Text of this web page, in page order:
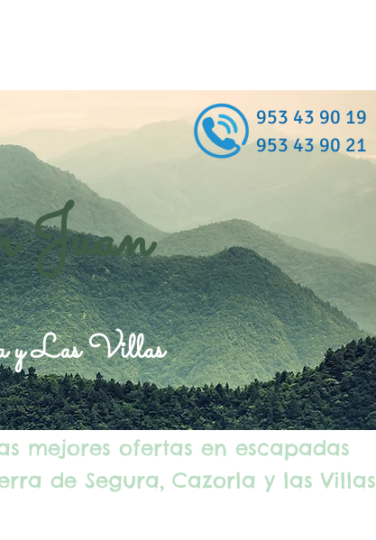
mejores ofertas en escapadas
de Segura, Cazorla y las Villas
953 43 90 19
953 43 90 21
y Las Villas